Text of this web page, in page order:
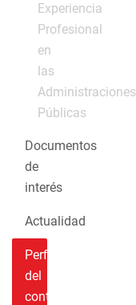
Experiencia
Profesional
en
las
Administraciones
Públicas
Documentos
de
interés
Actualidad
Perfil
del
contratante